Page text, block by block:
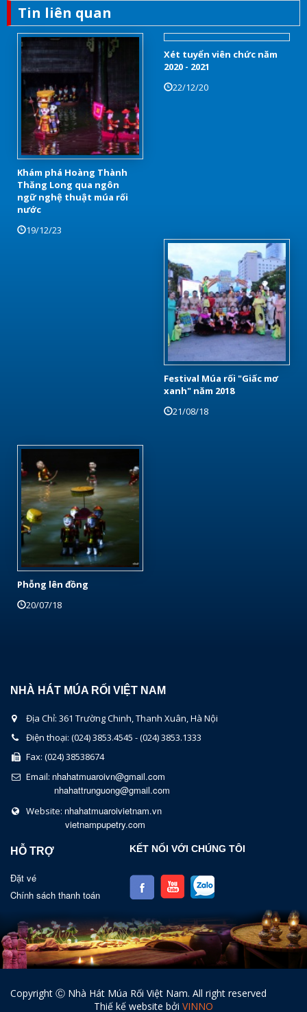
Tin liên quan
Khám phá Hoàng Thành
Thăng Long qua ngôn
ngữ nghệ thuật múa rối
nước
19/12/23
Xét tuyển viên chức năm
2020 - 2021
22/12/20
Festival Múa rối "Giấc mơ
xanh" năm 2018
21/08/18
Phỗng lên đồng
20/07/18
NHÀ HÁT MÚA RỐI VIỆT NAM
Địa Chỉ: 361 Trường Chinh, Thanh Xuân, Hà Nội
Điện thoại: (024) 3853.4545 - (024) 3853.1333
Fax: (024) 38538674
Email: nhahatmuaroivn@gmail.com
nhahattrunguong@gmail.com
Website: nhahatmuaroivietnam.vn
vietnampupetry.com
HỖ TRỢ
Đặt vé
Chính sách thanh toán
KẾT NỐI VỚI CHÚNG TÔI
Copyright Ⓒ Nhà Hát Múa Rối Việt Nam. All right reserved
Thiế kế website bởi VINNO